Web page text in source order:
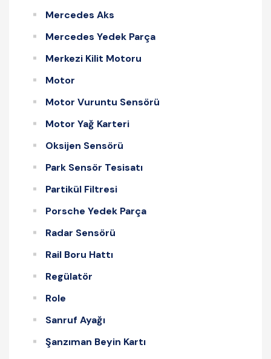
Mercedes Aks
Mercedes Yedek Parça
Merkezi Kilit Motoru
Motor
Motor Vuruntu Sensörü
Motor Yağ Karteri
Oksijen Sensörü
Park Sensör Tesisatı
Partikül Filtresi
Porsche Yedek Parça
Radar Sensörü
Rail Boru Hattı
Regülatör
Role
Sanruf Ayağı
Şanzıman Beyin Kartı